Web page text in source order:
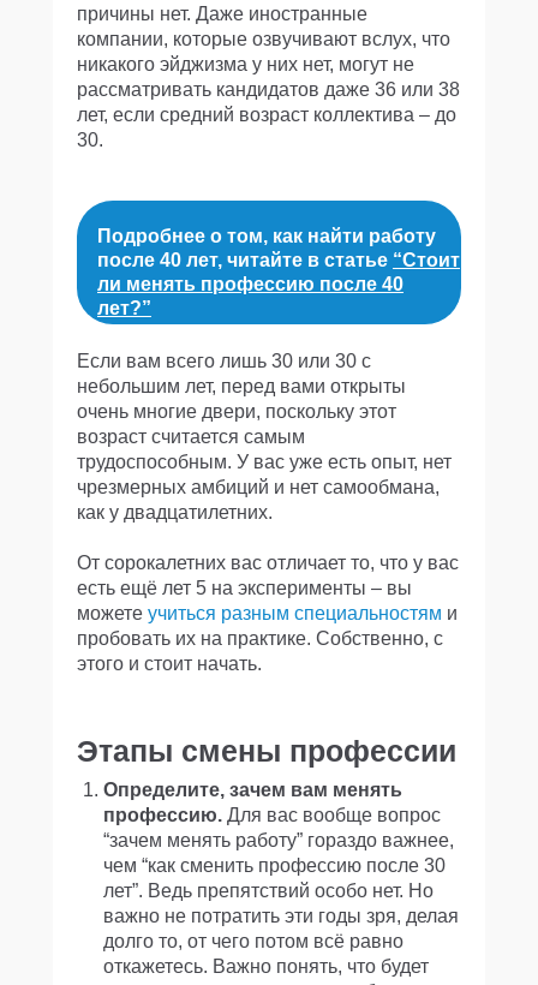
причины нет. Даже иностранные
компании, которые озвучивают вслух, что
никакого эйджизма у них нет, могут не
рассматривать кандидатов даже 36 или 38
лет, если средний возраст коллектива – до
30.
Если вам всего лишь 30 или 30 с
небольшим лет, перед вами открыты
очень многие двери, поскольку этот
возраст считается самым
трудоспособным. У вас уже есть опыт, нет
чрезмерных амбиций и нет самообмана,
как у двадцатилетних.
От сорокалетних вас отличает то, что у вас
есть ещё лет 5 на эксперименты – вы
можете учиться разным специальностям и
пробовать их на практике. Собственно, с
этого и стоит начать.
Определите, зачем вам менять
профессию. Для вас вообще вопрос
“зачем менять работу” гораздо важнее,
чем “как сменить профессию после 30
лет”. Ведь препятствий особо нет. Но
важно не потратить эти годы зря, делая
долго то, от чего потом всё равно
откажетесь. Важно понять, что будет
Этапы смены профессии
Подробнее о том, как найти работу
после 40 лет, читайте в статье “Стоит
ли менять профессию после 40
лет?”